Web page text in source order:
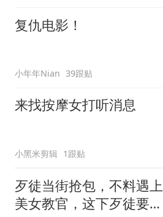
复仇电影！
小年年Nian 39跟贴
来找按摩女打听消息
小黑米剪辑 1跟贴
歹徒当街抢包，不料遇上
美女教官，这下歹徒要惨